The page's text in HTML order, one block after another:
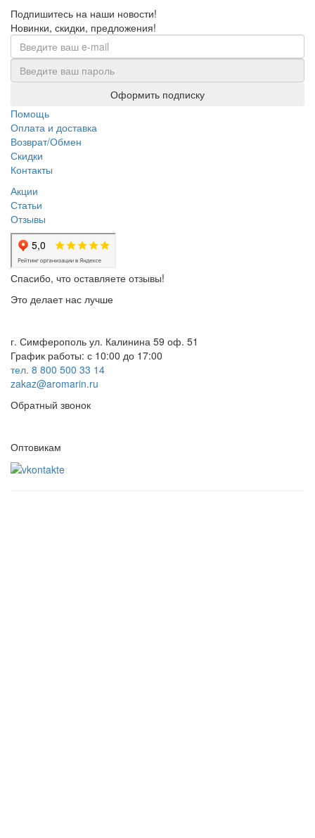
Подпишитесь на наши новости!
Новинки, скидки, предложения!
Оформить подписку
Помощь
Оплата и доставка
Возврат/Обмен
Скидки
Контакты
Акции
Статьи
Отзывы
Спасибо, что оставляете отзывы!
Это делает нас лучше
г. Симферополь ул. Калинина 59 оф. 51
График работы: с 10:00 до 17:00
тел. 8 800 500 33 14
zakaz@aromarin.ru
Обратный звонок
Оптовикам